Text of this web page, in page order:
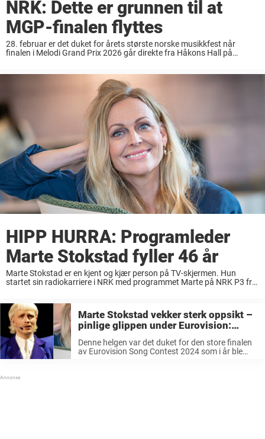
NRK: Dette er grunnen til at
MGP-finalen flyttes
28. februar er det duket for årets største norske musikkfest når
finalen i Melodi Grand Prix 2026 går direkte fra Håkons Hall på
HIPP HURRA: Programleder
Marte Stokstad fyller 46 år
Marte Stokstad er en kjent og kjær person på TV-skjermen. Hun
startet sin radiokarriere i NRK med programmet Marte på NRK P3 fra
Marte Stokstad vekker sterk oppsikt –
pinlige glippen under Eurovision:
«Veldig skuffet…»
Denne helgen var det duket for den store finalen
av Eurovision Song Contest 2024 som i år ble